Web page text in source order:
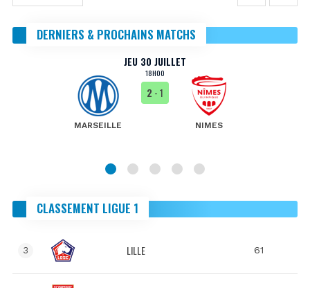
DERNIERS & PROCHAINS MATCHS
JEU 30 JUILLET
18H00
MARSEILLE
2 - 1
NIMES
CLASSEMENT LIGUE 1
3 LILLE 61